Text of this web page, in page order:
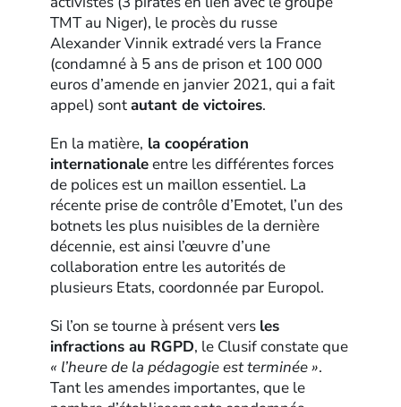
TMT au Niger), le procès du russe
Alexander Vinnik extradé vers la France
(condamné à 5 ans de prison et 100 000
euros d’amende en janvier 2021, qui a fait
appel) sontautant de victoires.
En la matière, la coopération
internationaleentre les différentes forces
de polices est un maillon essentiel. La
récente prise de contrôle d’Emotet, l’un des
botnets les plus nuisibles de la dernière
décennie, est ainsi l’œuvre d’une
collaboration entre les autorités de
plusieurs Etats, coordonnée par Europol.
Si l’on se tourne à présent vers les
infractions au RGPD, le Clusif constate que
« l’heure de la pédagogie est terminée ».
Tant les amendes importantes, que le